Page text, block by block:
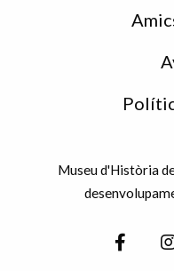
Museu d'Història